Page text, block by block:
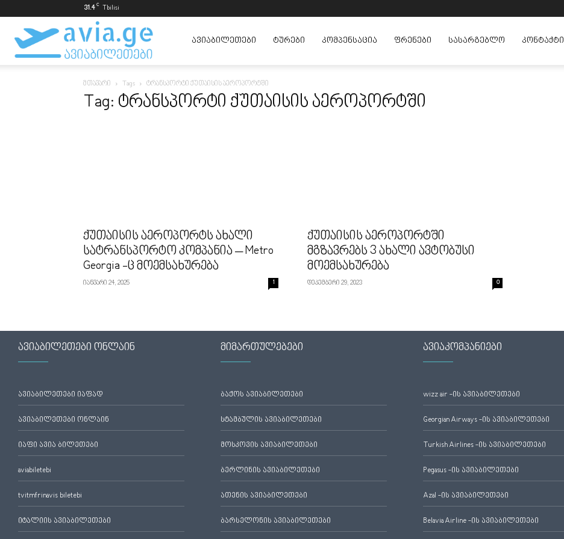
31.4 C Tbilisi
ავიაბილეთები
ყველაზე
ᲐᲕᲘᲐᲑᲘᲚᲔᲗᲔᲑᲘ ᲢᲣᲠᲔᲑᲘ ᲙᲝᲛᲞᲔᲜᲡᲐᲪᲘᲐ ᲤᲠᲔᲜᲔᲑᲘ ᲡᲐᲡᲐᲠᲒᲔᲑᲚᲝ ᲙᲝᲜᲢᲐᲥᲢᲘ
მთავარი Tags ტრანსპორტი ქუთაისის აეროპორტში
Tag: ტრანსპორტი ქუთაისის აეროპორტში
ქუთაისის აეროპორტს ახალი
სატრანსპორტო კომპანია – Metro
Georgia -ც მოემსახურება
იანვარი 24, 2025 1
ქუთაისის აეროპორტში
მგზავრებს 3 ახალი ავტობუსი
მოემსახურება
დეკემბერი 29, 2023 0
ავიაბილეთები ონლაინ
ავიაბილეთები იაფად
ავიაბილეთები ონლაინ
იაფი ავია ბილეთები
aviabiletebi
tvitmfrinavis biletebi
იტალიის ავიაბილეთები
მიმართულებები
ბაქოს ავიაბილეთები
სტამბულის ავიაბილეთები
მოსკოვის ავიაბილეთები
ბერლინის ავიაბილეთები
ათენის ავიაბილეთები
ბარსელონის ავიაბილეთები
ავიაკომპანიები
wizz air -ის ავიაბილეთები
Georgian Airways -ის ავიაბილეთები
Turkish Airlines -ის ავიაბილეთები
Pegasus -ის ავიაბილეთები
Azal -ის ავიაბილეთები
Belavia Airline -ის ავიაბილეთები